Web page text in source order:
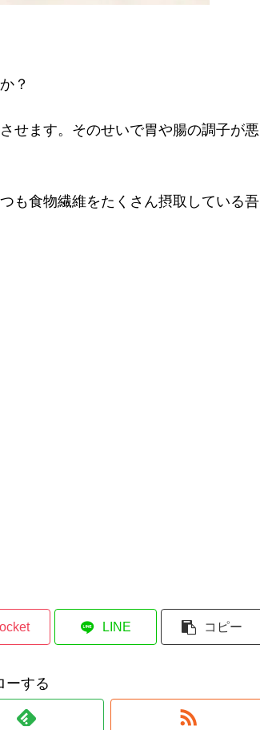
？
せます。そのせいで胃や腸の調子が悪
も食物繊維をたくさん摂取している吾
LINE コピー
ーする